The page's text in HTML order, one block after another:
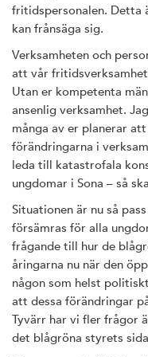
fritidspersonalen. Detta
kan frånsäga sig.
Verksamheten och
att vår
Utan er kompetenta
ansenlig verksamhet.
många av er planerar
förändringarna i
leda till katastrofala
ungdomar i Sona – så
Situationen är nu så
försämras för alla
frågande till hur de
åringarna nu när den
någon som helst
att dessa förändringar
Tyvärr har vi fler frågor
det blågröna styrets